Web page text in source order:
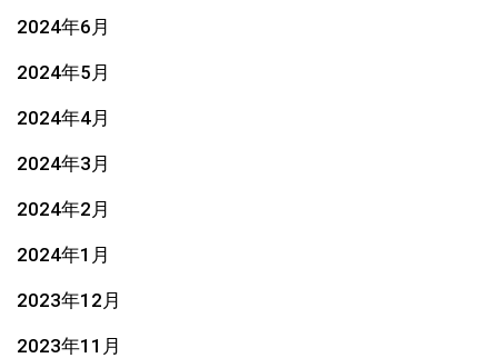
2024年6月
2024年5月
2024年4月
2024年3月
2024年2月
2024年1月
2023年12月
2023年11月